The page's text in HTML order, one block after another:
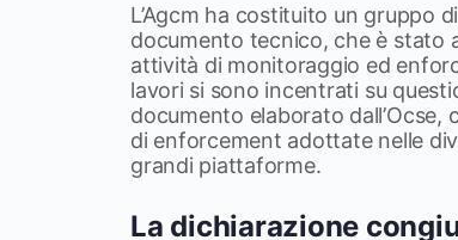
L’Agcm ha costituito un gruppo
documento tecnico, che è stato
attività di monitoraggio ed
lavori si sono incentrati su
documento elaborato
di enforcement adottate nelle
grandi piattaforme.
La dichiarazione